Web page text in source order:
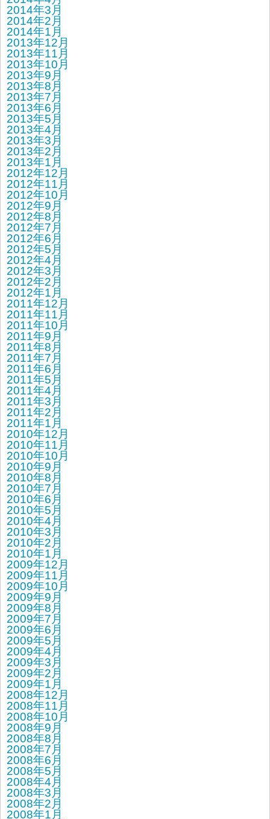
2014年3月
2014年2月
2014年1月
2013年12月
2013年11月
2013年10月
2013年9月
2013年8月
2013年7月
2013年6月
2013年5月
2013年4月
2013年3月
2013年2月
2013年1月
2012年12月
2012年11月
2012年10月
2012年9月
2012年8月
2012年7月
2012年6月
2012年5月
2012年4月
2012年3月
2012年2月
2012年1月
2011年12月
2011年11月
2011年10月
2011年9月
2011年8月
2011年7月
2011年6月
2011年5月
2011年4月
2011年3月
2011年2月
2011年1月
2010年12月
2010年11月
2010年10月
2010年9月
2010年8月
2010年7月
2010年6月
2010年5月
2010年4月
2010年3月
2010年2月
2010年1月
2009年12月
2009年11月
2009年10月
2009年9月
2009年8月
2009年7月
2009年6月
2009年5月
2009年4月
2009年3月
2009年2月
2009年1月
2008年12月
2008年11月
2008年10月
2008年9月
2008年8月
2008年7月
2008年6月
2008年5月
2008年4月
2008年3月
2008年2月
2008年1月